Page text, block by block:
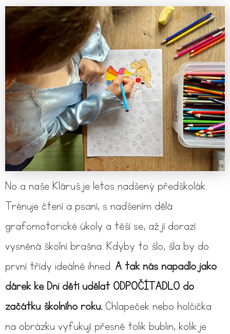
No a naše Kláruš je letos nadšený předškolák.
Trénuje čtení a psaní, s nadšením dělá
grafomotorické úkoly a těší se, až jí dorazí
vysněná školní brašna. Kdyby to šlo, šla by do
první třídy ideálně ihned. A tak nás napadlo jako
dárek ke Dni dětí udělat ODPOČÍTADLO do
začátku školního roku.Chlapeček nebo holčička
na obrázku vyfukují přesně tolik bublin, kolik je